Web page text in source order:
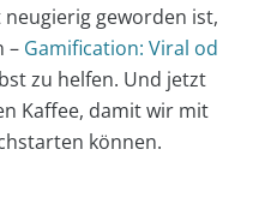
geworden ist,
– Gamification: Viral od
zu helfen. Und jetzt
Kaffee, damit wir mit
können.